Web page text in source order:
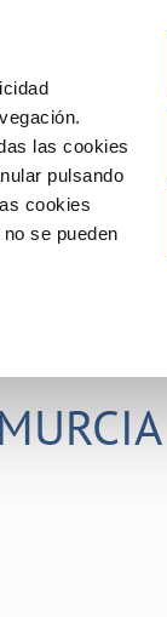
las cookies
pulsando
cookies
se pueden